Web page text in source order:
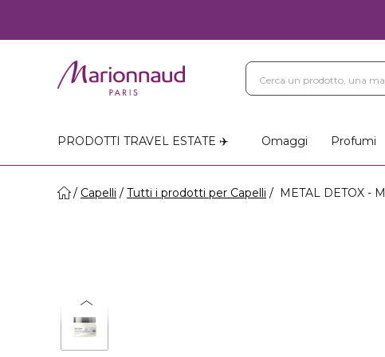
PRODOTTI TRAVEL ESTATE ✈️ Omaggi Profumi
Capelli Tutti i prodotti per Capelli METAL DETOX -